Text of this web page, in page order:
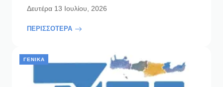
Δευτέρα 13 Ιουλίου, 2026
ΠΕΡΙΣΣΟΤΕΡΑ
ΓΕΝΙΚΆ